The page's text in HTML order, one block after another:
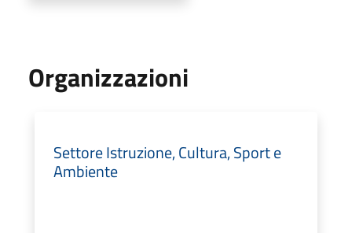
Organizzazioni
Settore Istruzione, Cultura, Sport e
Ambiente